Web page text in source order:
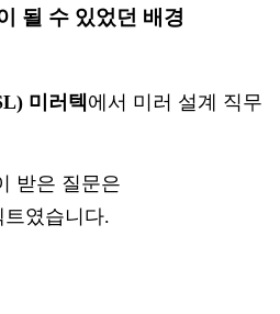
될 수 있었던 배경
미러텍 에서 미러 설계 직무
받은 질문은
였습니다.